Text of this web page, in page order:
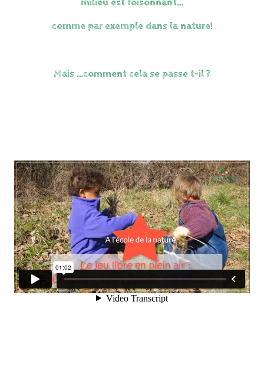
milieu est foisonnant…
comme par exemple dans la nature!
Mais …comment cela se passe t-il ?